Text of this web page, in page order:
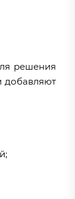
решения
добавляют